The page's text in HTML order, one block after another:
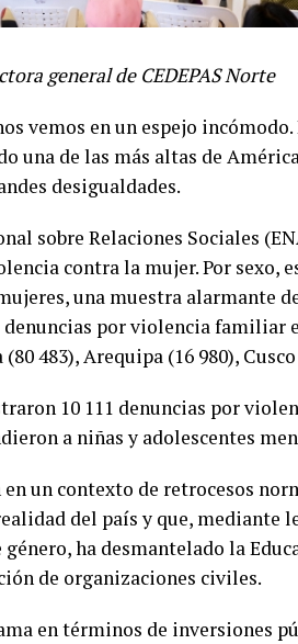
general de CEDEPAS Norte
vemos en un espejo
una de las más altas de
desigualdades.
sobre Relaciones Sociales
contra la mujer. Por sexo,
una muestra alarmante
por violencia familiar
483), Arequipa (16 980), Cusco
10 111 denuncias por
a niñas y adolescentes
en un contexto de retrocesos
del país y que, mediante
ha desmantelado la
de organizaciones civiles.
en términos de inversiones